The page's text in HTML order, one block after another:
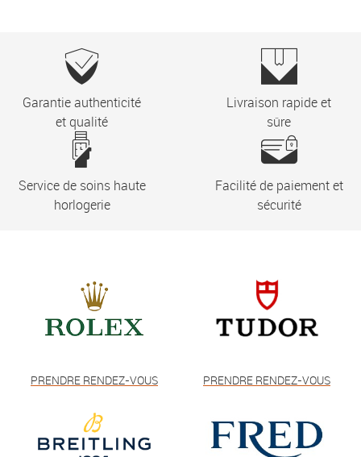
Garantie authenticité
et qualité
Livraison rapide et
sûre
Service de soins haute
horlogerie
Facilité de paiement et
sécurité
PRENDRE RENDEZ-VOUS PRENDRE RENDEZ-VOUS